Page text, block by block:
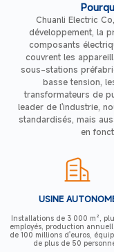
Chuanli Electric
développement, la
composants
couvrent les
sous-stations
basse tension,
transformateurs de
leader de l'industrie,
standardisés, mais
en
USINE
Installations de 3 000 m²,
employés, production
de 100 millions d'euros,
de plus de 50